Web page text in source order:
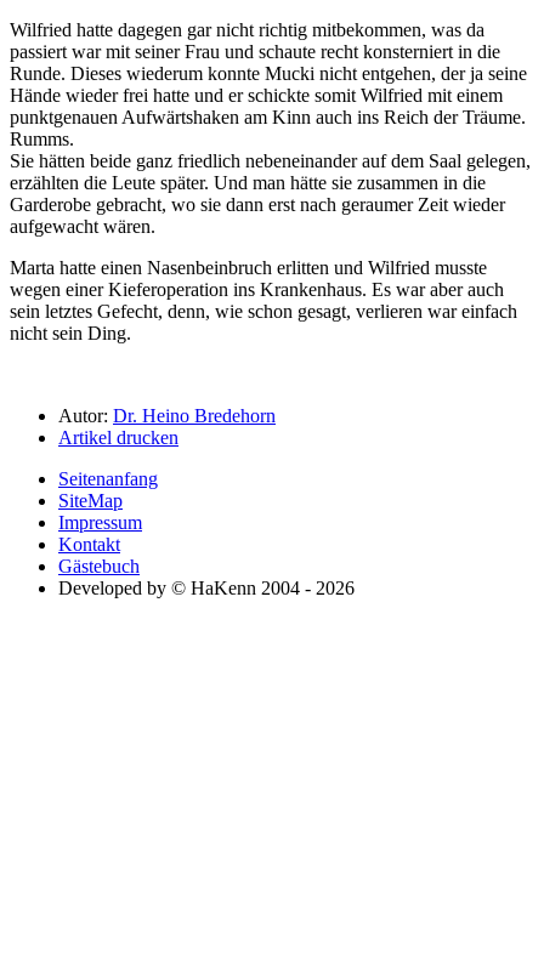
Wilfried hatte dagegen gar nicht richtig mitbekommen, was da
passiert war mit seiner Frau und schaute recht konsterniert in die
Runde. Dieses wiederum konnte Mucki nicht entgehen, der ja seine
Hände wieder frei hatte und er schickte somit Wilfried mit einem
punktgenauen Aufwärtshaken am Kinn auch ins Reich der Träume.
Rumms.
Sie hätten beide ganz friedlich nebeneinander auf dem Saal gelegen,
erzählten die Leute später. Und man hätte sie zusammen in die
Garderobe gebracht, wo sie dann erst nach geraumer Zeit wieder
aufgewacht wären.
Marta hatte einen Nasenbeinbruch erlitten und Wilfried musste
wegen einer Kieferoperation ins Krankenhaus. Es war aber auch
sein letztes Gefecht, denn, wie schon gesagt, verlieren war einfach
nicht sein Ding.
Autor: Dr. Heino Bredehorn
Artikel drucken
Seitenanfang
SiteMap
Impressum
Kontakt
Gästebuch
Developed by © HaKenn 2004 - 2026